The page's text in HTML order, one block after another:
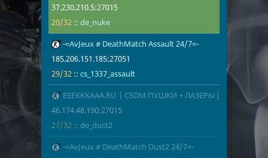
37.230.210.5:27015
20/32 :: de_nuke
12 -=AvJeux # DeathMatch Assault 24/7=-
185.206.151.185:27051
29/32 :: cs_1337_assault
13 EEEKKKAAA.RU | CSDM ПУШKИ + ЛA3EPЫ [LVL+VIP]
46.174.48.190:27015
27/32 :: de_dust2
27/32
de_dust2
14 -=AvJeux # DeathMatch Dust2 24/7=-